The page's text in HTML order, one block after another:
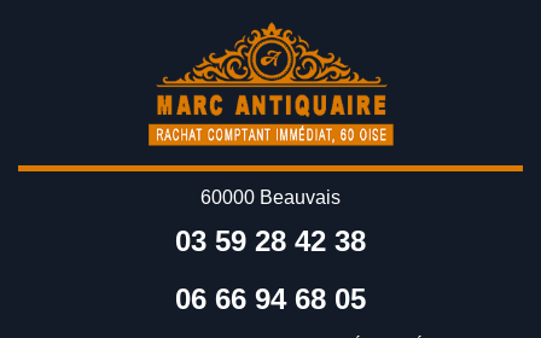
60000 Beauvais
03 59 28 42 38
06 66 94 68 05